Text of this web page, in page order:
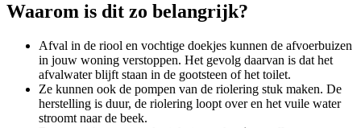
Waarom is dit zo belangrijk?
Afval in de riool en vochtige doekjes kunnen de afvoerbuizen
in jouw woning verstoppen. Het gevolg daarvan is dat het
afvalwater blijft staan in de gootsteen of het toilet.
Ze kunnen ook de pompen van de riolering stuk maken. De
herstelling is duur, de riolering loopt over en het vuile water
stroomt naar de beek.